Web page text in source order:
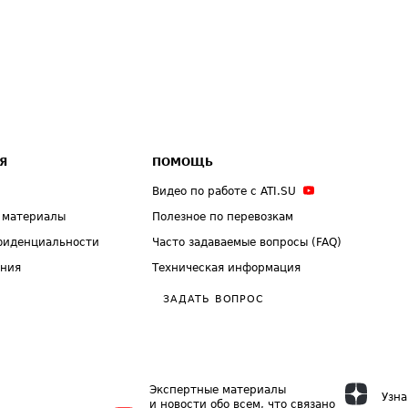
ПОМОЩЬ
Видео по работе с ATI.SU
Полезное по перевозкам
Часто задаваемые вопросы (FAQ)
Техническая информация
ЗАДАТЬ ВОПРОС
Экспертные материалы
и новости обо всем, что связано